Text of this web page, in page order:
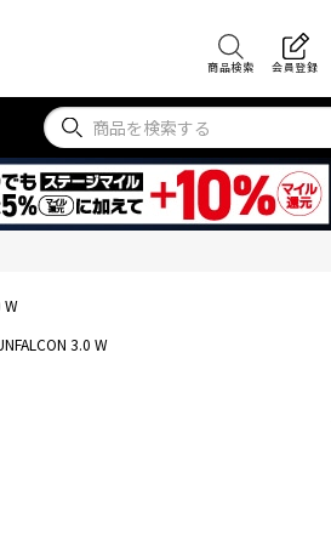
商品検索 会員登録
W
3.0 W